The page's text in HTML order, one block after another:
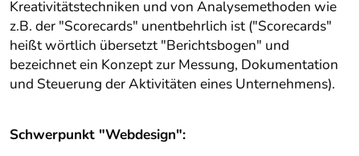
Kreativitätstechniken und von Analysemethoden wie
z.B. der "Scorecards" unentbehrlich ist ("Scorecards"
heißt wörtlich übersetzt "Berichtsbogen" und
bezeichnet ein Konzept zur Messung, Dokumentation
und Steuerung der Aktivitäten eines Unternehmens).
Schwerpunkt "Webdesign":